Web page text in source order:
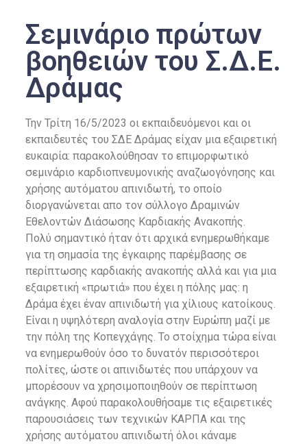
Σεμινάριο πρώτων
βοηθειών του Σ.Δ.Ε.
Δράμας
Την Τρίτη 16/5/2023 οι εκπαιδευόμενοι και οι
εκπαιδευτές του ΣΔΕ Δράμας είχαν μια εξαιρετική
ευκαιρία: παρακολούθησαν το επιμορφωτικό
σεμινάριο καρδιοπνευμονικής αναζωογόνησης και
χρήσης αυτόματου απινιδωτή, το οποίο
διοργανώνεται απο τον σύλλογο Δραμινών
Εθελοντών Διάσωσης Καρδιακής Ανακοπής.
Πολύ σημαντικό ήταν ότι αρχικά ενημερωθήκαμε
για τη σημασία της έγκαιρης παρέμβασης σε
περίπτωσης καρδιακής ανακοπής αλλά και για μια
εξαιρετική «πρωτιά» που έχει η πόλης μας: η
Δράμα έχει έναν απινιδωτή για χίλιους κατοίκους.
Είναι η υψηλότερη αναλογία στην Ευρώπη μαζί με
την πόλη της Κοπεγχάγης. Το στοίχημα τώρα είναι
να ενημερωθούν όσο το δυνατόν περισσότεροι
πολίτες, ώστε οι απινιδωτές που υπάρχουν να
μπορέσουν να χρησιμοποιηθούν σε περίπτωση
ανάγκης. Αφού παρακολουθήσαμε τις εξαιρετικές
παρουσιάσεις των τεχνικών ΚΑΡΠΑ και της
χρήσης αυτόματου απινιδωτή όλοι κάναμε